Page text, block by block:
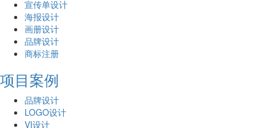
宣传单设计
海报设计
画册设计
品牌设计
商标注册
项目案例
品牌设计
LOGO设计
VI设计